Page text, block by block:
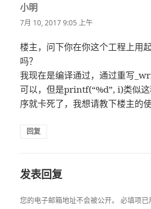
小明
道：
7月 10, 2017 9:05 上午
楼主，问下你在你这个工程上
吗？
我现在是编译通过，通过重写
可以，但是printf(“%d”, i)类似
序就卡死了，我想请教下楼主的
回复
发表回复
您的电子邮箱地址不会被公开。 必填项已